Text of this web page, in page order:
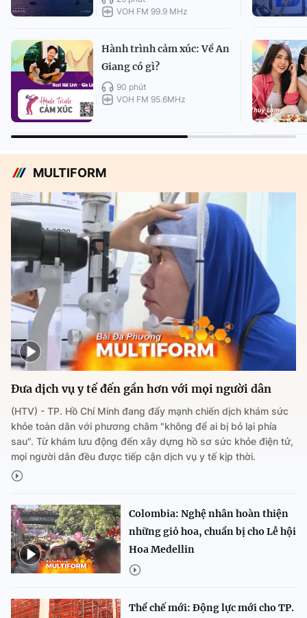
VOH FM 99.9 MHz
Hành trình cảm xúc: Về An
Giang có gì?
90 phút
VOH FM 95.6MHz
MULTIFORM
Đưa dịch vụ y tế đến gần hơn với mọi người dân
(HTV) - TP. Hồ Chí Minh đang đẩy mạnh chiến dịch khám sức
khỏe toàn dân với phương châm "không để ai bị bỏ lại phía
sau". Từ khám lưu động đến xây dựng hồ sơ sức khỏe điện tử,
mọi người dân đều được tiếp cận dịch vụ y tế kịp thời.
Colombia: Nghệ nhân hoàn thiện
những giỏ hoa, chuẩn bị cho Lễ hội
Hoa Medellin
Thể chế mới: Động lực mới cho TP.